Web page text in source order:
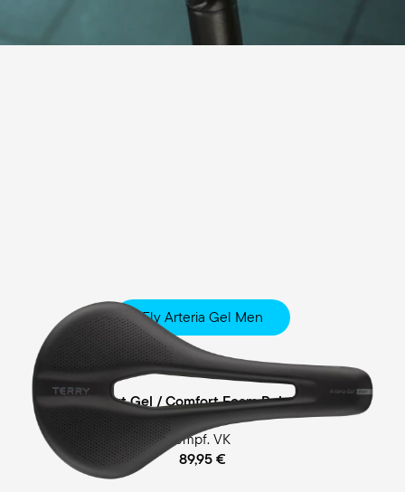
Fly Arteria Gel Men
Race
Comfort Gel / Comfort Foam Polsterung
empf. VK
89,95 €